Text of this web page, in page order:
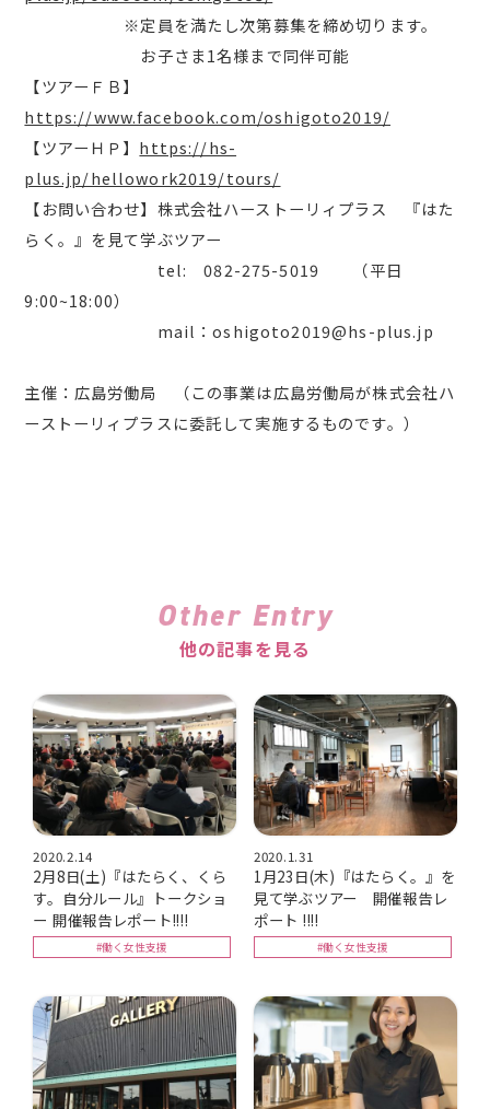
※定員を満たし次第募集を締め切ります。
お子さま1名様まで同伴可能
【ツアーＦＢ】
https://www.facebook.com/oshigoto2019/
【ツアーＨＰ】 https://hs-
plus.jp/hellowork2019/tours/
【お問い合わせ】株式会社ハーストーリィプラス 『はた
らく。』を見て学ぶツアー
tel: 082-275-5019 （平日
9:00~18:00）
mail：oshigoto2019@hs-plus.jp
主催：広島労働局 （この事業は広島労働局が株式会社ハ
ーストーリィプラスに委託して実施するものです。）
Other Entry
他の記事を見る
2020.2.14
2月8日(土)『はたらく、くら
す。自分ルール』トークショ
ー 開催報告レポート!!!!
#働く女性支援
2020.1.31
1月23日(木)『はたらく。』を
見て学ぶツアー 開催報告レ
ポート !!!!
#働く女性支援